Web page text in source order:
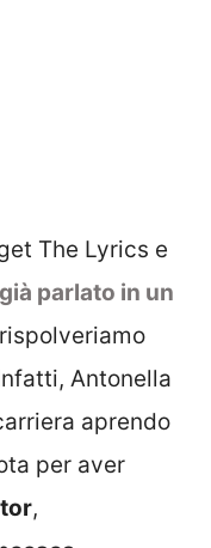
The Lyrics e
parlato in un
Antonella
aprendo
per aver
,